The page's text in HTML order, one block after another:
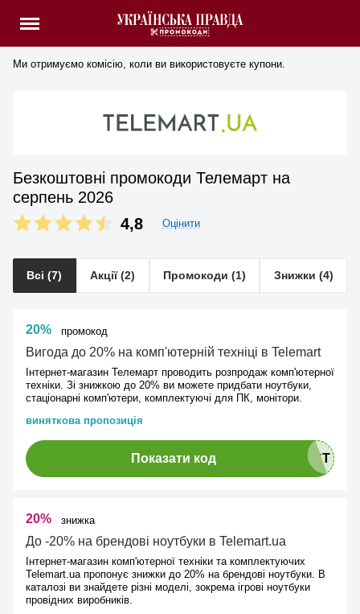
Ми отримуємо комісію, коли ви використовуєте купони.
Безкоштовні промокоди Телемарт на
серпень 2026
4,8
Оцінити
Всі (7) Акції (2) Промокоди (1) Знижки (4)
20% промокод
Вигода до 20% на комп'ютерній техніці в Telemart
Інтернет-магазин Телемарт проводить розпродаж комп'ютерної
техніки. Зі знижкою до 20% ви можете придбати ноутбуки,
стаціонарні комп'ютери, комплектуючі для ПК, монітори.
виняткова пропозиція
Показати код
20% знижка
До -20% на брендові ноутбуки в Telemart.ua
Інтернет-магазин комп'ютерної техніки та комплектуючих
Telemart.ua пропонує знижки до 20% на брендові ноутбуки. В
каталозі ви знайдете різні моделі, зокрема ігрові ноутбуки
провідних виробників.